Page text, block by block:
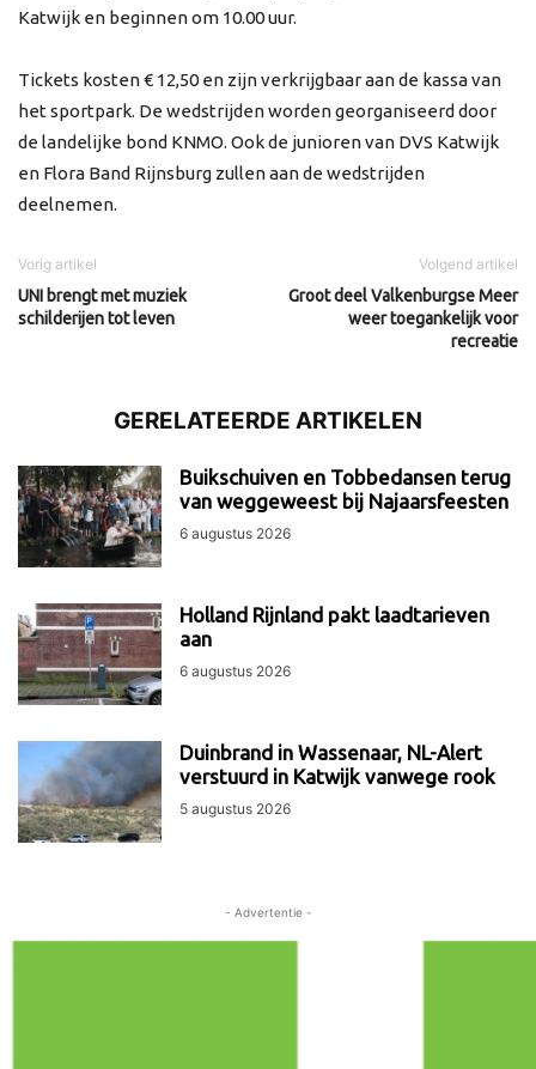
Katwijk en beginnen om 10.00 uur.
Tickets kosten € 12,50 en zijn verkrijgbaar aan de kassa van
het sportpark. De wedstrijden worden georganiseerd door
de landelijke bond KNMO. Ook de junioren van DVS Katwijk
en Flora Band Rijnsburg zullen aan de wedstrijden
deelnemen.
Vorig artikel
UNI brengt met muziek
schilderijen tot leven
Volgend artikel
Groot deel Valkenburgse Meer
weer toegankelijk voor
recreatie
GERELATEERDE ARTIKELEN
Buikschuiven en Tobbedansen terug
van weggeweest bij Najaarsfeesten
6 augustus 2026
Holland Rijnland pakt laadtarieven
aan
6 augustus 2026
Duinbrand in Wassenaar, NL-Alert
verstuurd in Katwijk vanwege rook
5 augustus 2026
- Advertentie -